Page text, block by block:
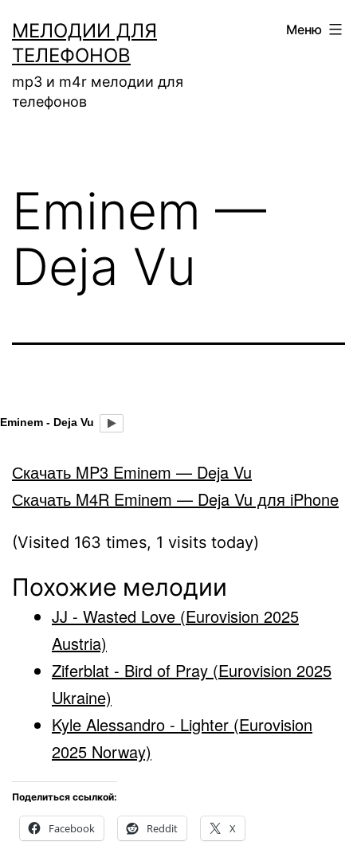
содержимому
МЕЛОДИИ ДЛЯ
ТЕЛЕФОНОВ
mp3 и m4r мелодии для
телефонов
Меню
Eminem —
Deja Vu
Eminem - Deja Vu
Скачать MP3 Eminem — Deja Vu
Скачать M4R Eminem — Deja Vu для iPhone
(Visited 163 times, 1 visits today)
Похожие мелодии
JJ - Wasted Love (Eurovision 2025
Austria)
Ziferblat - Bird of Pray (Eurovision 2025
Ukraine)
Kyle Alessandro - Lighter (Eurovision
2025 Norway)
Поделиться ссылкой:
Facebook Reddit X